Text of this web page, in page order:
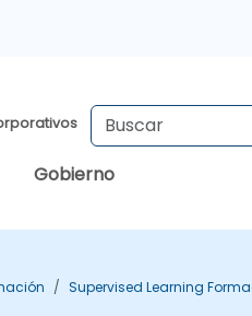
Gobierno
Supervised Learning